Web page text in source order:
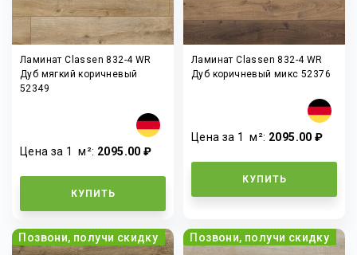
Ламинат Classen 832-4 WR
Дуб мягкий коричневый
52349
Цена за 1м²: 2095.00 ₽
КУПИТЬ
Ламинат Classen 832-4 WR
Дуб коричневый микс 52376
Цена за 1м²: 2095.00 ₽
КУПИТЬ
Позвони, получи скидку Позвони, получи скидку